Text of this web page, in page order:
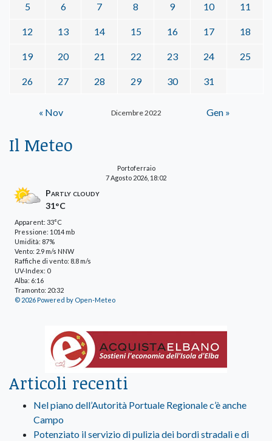
Dicembre 2022
5 6 7 8 9 10 11
12 13 14 15 16 17 18
19 20 21 22 23 24 25
26 27 28 29 30 31
« Nov Gen »
Il Meteo
Portoferraio
7 Agosto 2026, 18:02
Partly cloudy
31°C
Apparent: 33°C
Pressione: 1014 mb
Umidità: 87%
Vento: 2.9 m/s NNW
Raffiche di vento: 8.8 m/s
UV-Index: 0
Alba: 6:16
Tramonto: 20:32
© 2026 Powered by Open-Meteo
Articoli recenti
Nel piano dell’Autorità Portuale Regionale c’è anche
Campo
Potenziato il servizio di pulizia dei bordi stradali e di